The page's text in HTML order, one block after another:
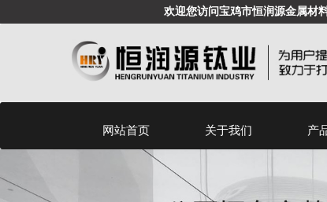
欢迎您访问宝鸡市恒润源金属材
网站首页 关于我们 产